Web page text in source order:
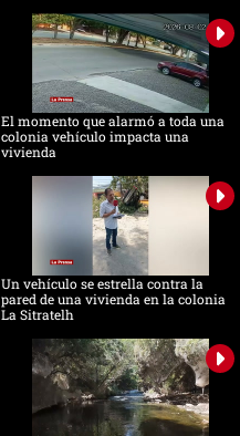
El momento que alarmó a toda una
colonia vehículo impacta una
vivienda
Un vehículo se estrella contra la
pared de una vivienda en la colonia
La Sitratelh